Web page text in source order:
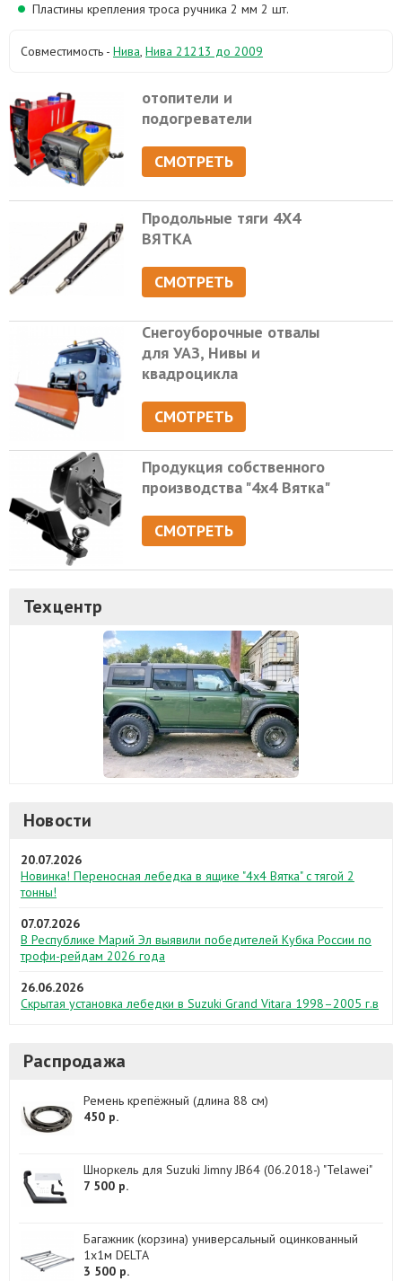
Пластины крепления троса ручника 2 мм 2 шт.
Совместимость - Нива, Нива 21213 до 2009
отопители и
подогреватели
СМОТРЕТЬ
Продольные тяги 4Х4
ВЯТКА
СМОТРЕТЬ
Снегоуборочные отвалы
для УАЗ, Нивы и
квадроцикла
СМОТРЕТЬ
Продукция собственного
производства "4х4 Вятка"
СМОТРЕТЬ
Техцентр
Новости
20.07.2026
Новинка! Переносная лебедка в ящике "4х4 Вятка" с тягой 2
тонны!
07.07.2026
В Республике Марий Эл выявили победителей Кубка России по
трофи-рейдам 2026 года
26.06.2026
Скрытая установка лебедки в Suzuki Grand Vitara 1998–2005 г.в
Распродажа
Ремень крепёжный (длина 88 см)
450 р.
Шноркель для Suzuki Jimny JB64 (06.2018-) "Telawei"
7 500 р.
Багажник (корзина) универсальный оцинкованный
1х1м DELTA
3 500 р.